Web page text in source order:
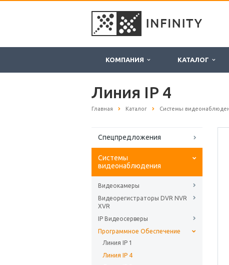
КОМПАНИЯ КАТАЛОГ
Линия IP 4
Главная Каталог Системы
Спецпредложения
Системы
видеонаблюдения
Видеокамеры
Видеорегистраторы DVR NVR
XVR
IP Видеосерверы
Программное Обеспечение
Линия IP 1
Линия IP 4